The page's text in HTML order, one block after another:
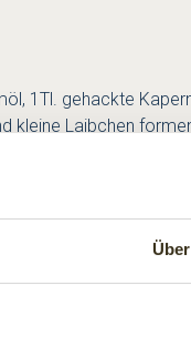
1Tl. gehackte
kleine Laibchen
Pinienkerne,
glatt rühren
einfüllen, leicht